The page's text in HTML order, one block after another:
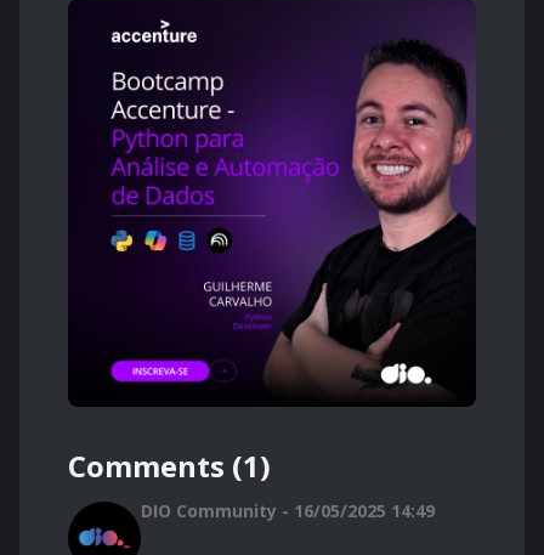
Comments (1)
DIO Community - 16/05/2025 14:49